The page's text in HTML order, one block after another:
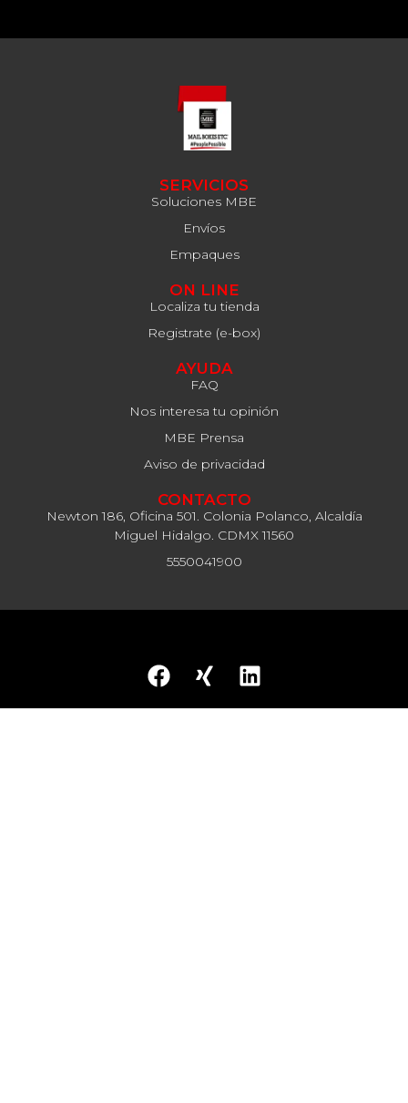
SERVICIOS
Soluciones MBE
Envíos
Empaques
ON LINE
Localiza tu tienda
Registrate (e-box)
AYUDA
FAQ
Nos interesa tu opinión
MBE Prensa
Aviso de privacidad
CONTACTO
Newton 186, Oficina 501. Colonia Polanco, Alcaldía
Miguel Hidalgo. CDMX 11560
5550041900